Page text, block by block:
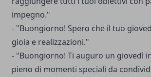
impegno."
- "Buongiorno! Spero che il tuo
gioia e realizzazioni."
- "Buongiorno! Ti auguro un giovedì
pieno di momenti speciali da